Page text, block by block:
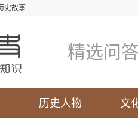
史故事
精选问答
历史人物 文